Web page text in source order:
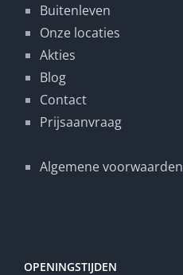
Buitenleven
Onze locaties
Akties
Blog
Contact
Prijsaanvraag
Algemene voorwaarden
OPENINGSTIJDEN